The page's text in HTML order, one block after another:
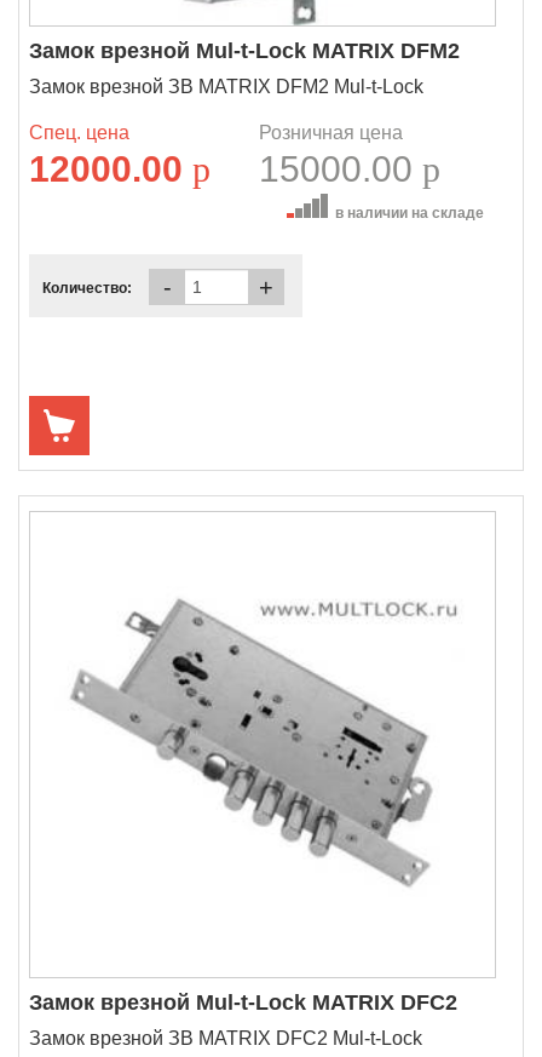
Замок врезной Mul-t-Lock MATRIX DFМ2
Замок врезной ЗВ MATRIX DFМ2 Mul-t-Lock
Спец. цена
12000.00 p
Розничная цена
15000.00 p
в наличии на складе
Количество: - +
Замок врезной Mul-t-Lock MATRIX DFС2
Замок врезной ЗВ MATRIX DFС2 Mul-t-Lock